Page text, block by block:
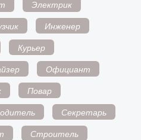
Электрик
Инженер
Курьер
Официант
Повар
Секретарь
Строитель